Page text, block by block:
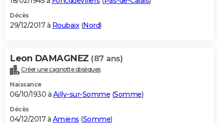
Décès
29/12/2017 à Roubaix(Nord)
Leon DAMAGNEZ (87 ans)
Créer une cagnotte obsèques
Naissance
06/10/1930 à Ailly-sur-Somme (Somme)
Décès
04/12/2017 à Amiens (Somme)